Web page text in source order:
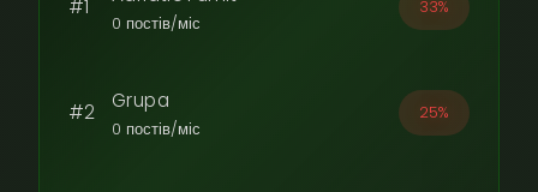
#1
0 постів/міс
33%
#2 Grupa
0 постів/міс
25%